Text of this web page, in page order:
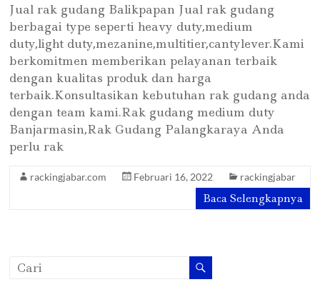
Jual rak gudang Balikpapan Jual rak gudang
berbagai type seperti heavy duty,medium
duty,light duty,mezanine,multitier,cantylever.Kami
berkomitmen memberikan pelayanan terbaik
dengan kualitas produk dan harga
terbaik.Konsultasikan kebutuhan rak gudang anda
dengan team kami.Rak gudang medium duty
Banjarmasin,Rak Gudang Palangkaraya Anda
perlu rak
rackingjabar.com Februari 16, 2022 rackingjabar
Baca Selengkapnya